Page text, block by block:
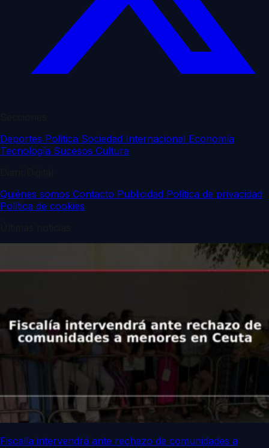
Deportes Política Sociedad Internacional Economía
Tecnología Sucesos Cultura
Quiénes somos Contacto Publicidad Política de privacidad
Política de cookies
Fiscalía intervendrá ante rechazo de comunidades a